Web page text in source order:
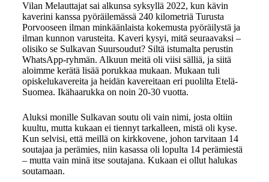
Vilan Melauttajat sai alkunsa syksyllä 2022, kun kävin
kaverini kanssa pyöräilemässä 240 kilometriä Turusta
Porvooseen ilman minkäänlaista kokemusta pyöräilystä ja
ilman kunnon varusteita. Kaveri kysyi, mitä seuraavaksi –
olisiko se Sulkavan Suursoudut? Siltä istumalta perustin
WhatsApp-ryhmän. Alkuun meitä oli viisi sälliä, ja siitä
aloimme kerätä lisää porukkaa mukaan. Mukaan tuli
opiskelukavereita ja heidän kavereitaan eri puolilta Etelä-
Suomea. Ikähaarukka on noin 20-30 vuotta.
Aluksi monille Sulkavan soutu oli vain nimi, josta oltiin
kuultu, mutta kukaan ei tiennyt tarkalleen, mistä oli kyse.
Kun selvisi, että meillä on kirkkovene, johon tarvitaan 14
soutajaa ja perämies, niin kasassa oli lopulta 14 perämiestä
– mutta vain minä itse soutajana. Kukaan ei ollut halukas
soutamaan.